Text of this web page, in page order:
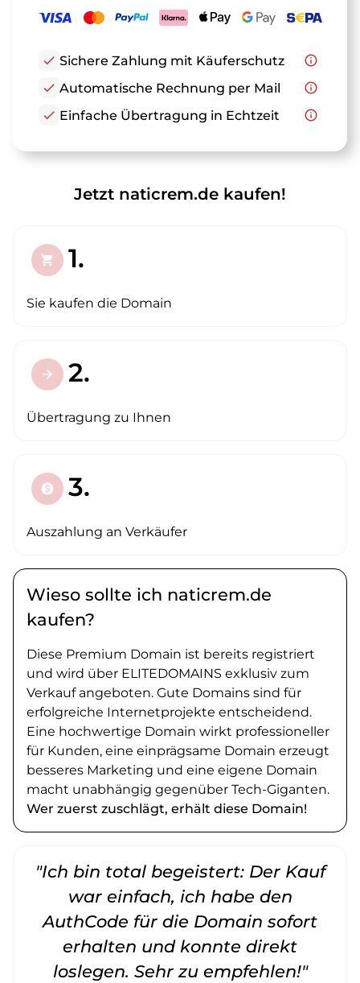
check Sichere Zahlung mit Käuferschutz
info_outline
check Automatische Rechnung per Mail
info_outline
check Einfache Übertragung in Echtzeit info_outline
Jetzt naticrem.de kaufen!
shopping_cart 1.
Sie kaufen die Domain
arrow_forward 2.
Übertragung zu Ihnen
paid 3.
Auszahlung an Verkäufer
Wieso sollte ich naticrem.de
kaufen?
Diese Premium Domain ist bereits registriert
und wird über ELITEDOMAINS exklusiv zum
Verkauf angeboten. Gute Domains sind für
erfolgreiche Internetprojekte entscheidend.
Eine hochwertige Domain wirkt professioneller
für Kunden, eine einprägsame Domain erzeugt
besseres Marketing und eine eigene Domain
macht unabhängig gegenüber Tech-Giganten.
Wer zuerst zuschlägt, erhält diese Domain!
"Ich bin total begeistert: Der Kauf
war einfach, ich habe den
AuthCode für die Domain sofort
erhalten und konnte direkt
loslegen. Sehr zu empfehlen!"